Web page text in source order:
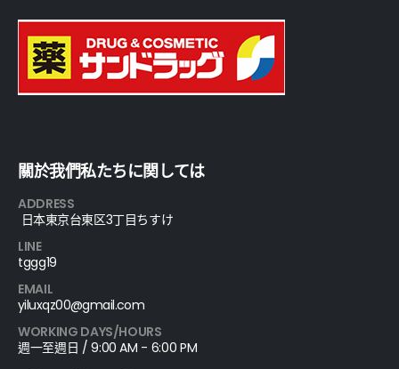
關於我們私たちに関しては
ADDRESS
日本東京台東区3丁目ちすけ
LINE
tggg19
EMAIL
yiluxqz00@gmail.com
WORKING DAYS/HOURS
週一至週日 / 9:00 AM - 6:00 PM